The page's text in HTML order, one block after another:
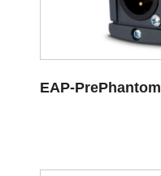
EAP-PrePhantom